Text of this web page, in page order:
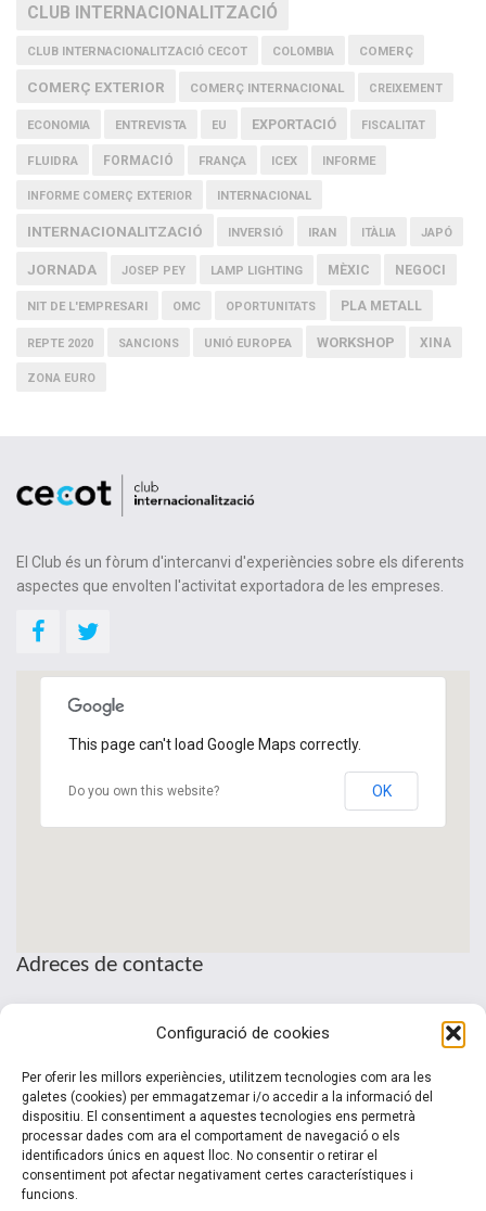
Configuració de cookies
Per oferir les millors experiències, utilitzem tecnologies com ara les
galetes (cookies) per emmagatzemar i/o accedir a la informació del
dispositiu. El consentiment a aquestes tecnologies ens permetrà
processar dades com ara el comportament de navegació o els
identificadors únics en aquest lloc. No consentir o retirar el
consentiment pot afectar negativament certes característiques i
funcions.
CLUB INTERNACIONALITZACIÓ
CLUB INTERNACIONALITZACIÓ CECOT COLOMBIA COMERÇ
COMERÇ EXTERIOR COMERÇ INTERNACIONAL CREIXEMENT
ECONOMIA ENTREVISTA EU EXPORTACIÓ FISCALITAT
FLUIDRA FORMACIÓ FRANÇA ICEX INFORME
INFORME COMERÇ EXTERIOR INTERNACIONAL
INTERNACIONALITZACIÓ INVERSIÓ IRAN ITÀLIA JAPÓ
JORNADA JOSEP PEY LAMP LIGHTING MÈXIC NEGOCI
NIT DE L'EMPRESARI OMC OPORTUNITATS PLA METALL
REPTE 2020 SANCIONS UNIÓ EUROPEA WORKSHOP XINA
ZONA EURO
El Club és un fòrum d'intercanvi d'experiències sobre els diferents
aspectes que envolten l'activitat exportadora de les empreses.
This page can't load Google Maps correctly.
Do you own this website? OK
Adreces de contacte
Telèfon: (+34) 937 361 100
clubinternacionalitzacio@cecot.org.